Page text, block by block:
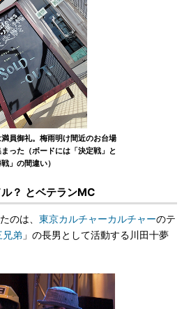
員御礼。梅雨明け間近のお台場
った（ボードには「決定戦」と
」の間違い）
？ とベテランMC
のは、 東京カルチャーカルチャーのテ
兄弟 」の長男として活動する川田十夢